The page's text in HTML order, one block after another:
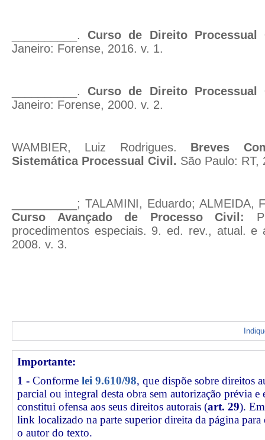
__________. Curso de Direito Processual
Janeiro: Forense, 2016. v. 1.
__________. Curso de Direito Processual
Janeiro: Forense, 2000. v. 2.
WAMBIER, Luiz Rodrigues. Breves
Sistemática Processual Civil. São Paulo: RT,
__________; TALAMINI, Eduardo; ALMEIDA,
Curso Avançado de Processo Civil:
procedimentos especiais. 9. ed. rev., atual. e
2008. v. 3.
Importante:
1 - Conforme lei 9.610/98, que dispõe sobre direitos
parcial ou integral desta obra sem autorização prévia e
constitui ofensa aos seus direitos autorais (art. 29).
link localizado na parte superior direita da página
o autor do texto.